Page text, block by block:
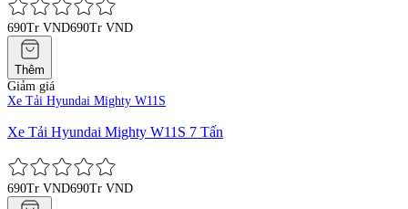
690Tr VND690Tr VND
Thêm
Giảm giá
Xe Tải Hyundai Mighty W11S
Xe Tải Hyundai Mighty W11S 7 Tấn
690Tr VND690Tr VND